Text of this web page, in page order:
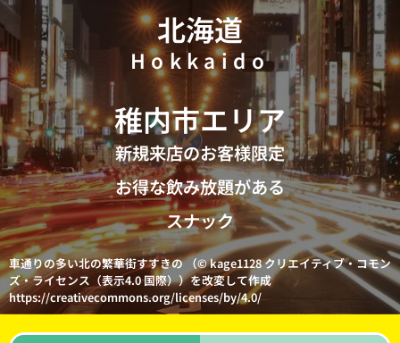
北海道
Hokkaido
稚内市エリア
新規来店のお客様限定
お得な飲み放題がある
スナック
車通りの多い北の繁華街すすきの （© kage1128 クリエイティブ・コモン
ズ・ライセンス（表示4.0 国際））を改変して作成
https://creativecommons.org/licenses/by/4.0/